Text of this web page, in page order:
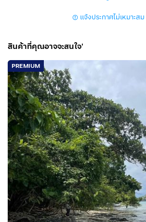
แจ้งประกาศไม่เหมาะสม
สินค้าที่คุณอาจจะสนใจ'
PREMIUM